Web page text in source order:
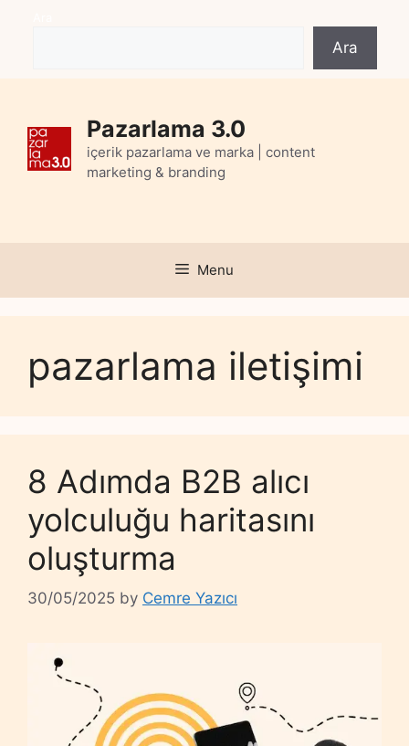
Ara
Pazarlama 3.0
içerik pazarlama ve marka | content
marketing & branding
Menu
pazarlama iletişimi
8 Adımda B2B alıcı
yolculuğu haritasını
oluşturma
30/05/2025 by Cemre Yazıcı